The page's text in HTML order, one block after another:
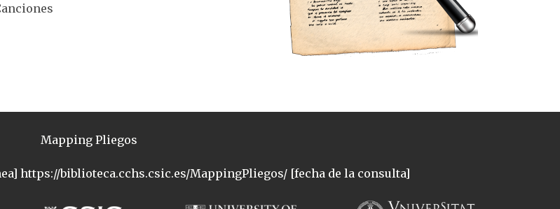
Mapping Pliegos
https://biblioteca.cchs.csic.es/MappingPliegos/ [fecha de la consulta]